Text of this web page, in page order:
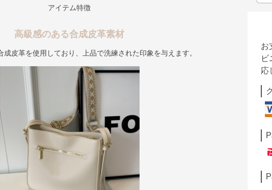
アイテム特徴
高級感のある合成皮革素材
成皮革を使用しており、上品で洗練された印象を与えます。
お
ビ
応